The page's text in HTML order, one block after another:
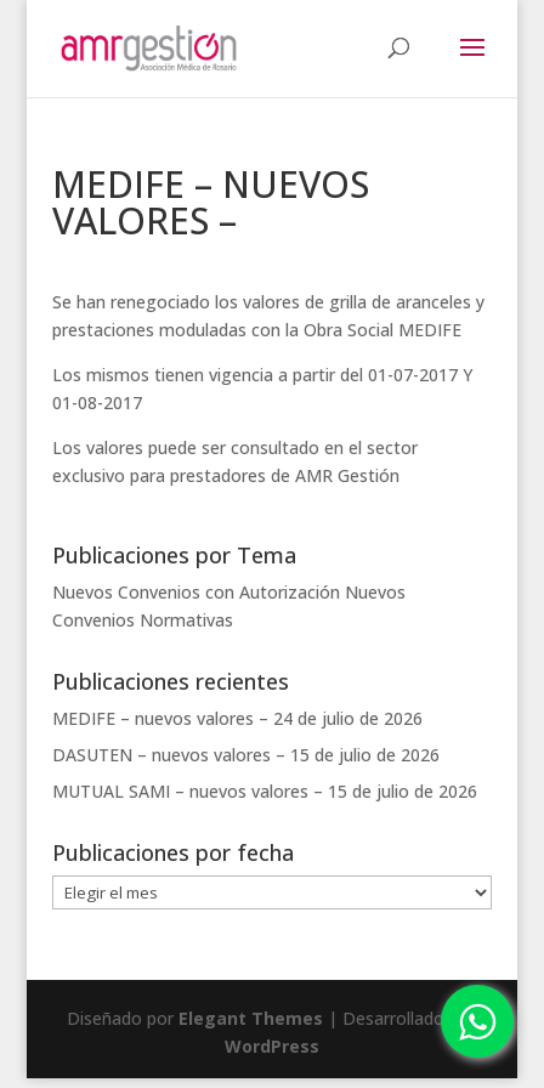
MEDIFE – NUEVOS
VALORES –
Se han renegociado los valores de grilla de aranceles y
prestaciones moduladas con la Obra Social MEDIFE
Los mismos tienen vigencia a partir del 01-07-2017 Y
01-08-2017
Los valores puede ser consultado en el sector
exclusivo para prestadores de AMR Gestión
Publicaciones por Tema
Nuevos Convenios con Autorización Nuevos
Convenios Normativas
Publicaciones recientes
MEDIFE – nuevos valores – 24 de julio de 2026
DASUTEN – nuevos valores – 15 de julio de 2026
MUTUAL SAMI – nuevos valores – 15 de julio de 2026
Publicaciones por fecha
Publicaciones
por
Diseñado por Elegant Themes | Desarrollado por
WordPress